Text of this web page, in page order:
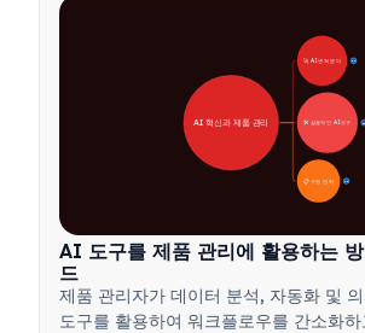
🚀 AI 변혁 분야 28
🛠️ 실용적인 AI 도구 31
📋 구현 전략
AI 혁신과 제품 관리
AI 도구를 제품 관리에 활용하는
드
제품 관리자가 데이터 분석, 자동화 및
도구를 활용하여 워크플로우를 간소화하